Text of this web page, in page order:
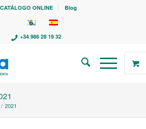
CATÁLOGO ONLINE Blog
+34 986 28 19 32
/ 2021